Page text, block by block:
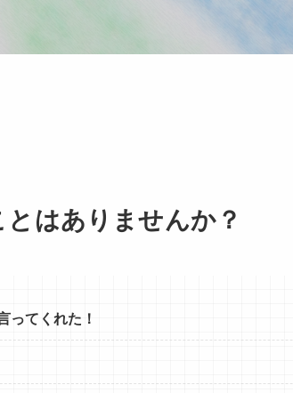
はありませんか？
ってくれた！